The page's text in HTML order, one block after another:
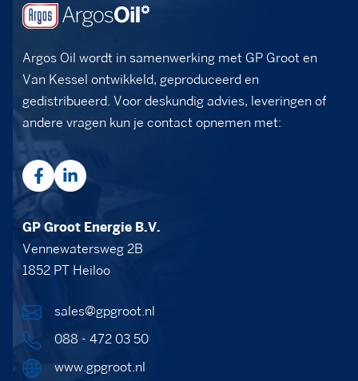
Argos Oil wordt in samenwerking met GP Groot en
Van Kessel ontwikkeld, geproduceerd en
gedistribueerd. Voor deskundig advies, leveringen of
andere vragen kun je contact opnemen met:
GP Groot Energie B.V.
Vennewatersweg 2B
1852 PT Heiloo
sales@gpgroot.nl
088 - 472 03 50
www.gpgroot.nl